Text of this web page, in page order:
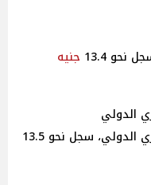
نحو 13.4
جنيه
الدولي
سجل نحو 13.5